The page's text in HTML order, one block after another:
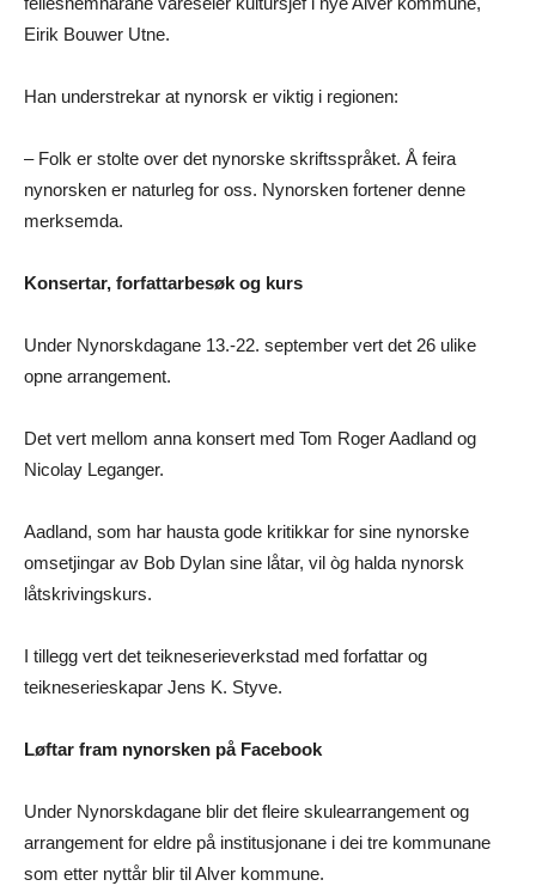
Eirik Bouwer Utne.
Han understrekar at nynorsk er viktig i regionen:
– Folk er stolte over det nynorske skriftsspråket. Å feira
nynorsken er naturleg for oss. Nynorsken fortener denne
merksemda.
Konsertar, forfattarbesøk og kurs
Under Nynorskdagane 13.-22. september vert det 26 ulike
opne arrangement.
Det vert mellom anna konsert med Tom Roger Aadland og
Nicolay Leganger.
Aadland, som har hausta gode kritikkar for sine nynorske
omsetjingar av Bob Dylan sine låtar, vil òg halda nynorsk
låtskrivingskurs.
I tillegg vert det teikneserieverkstad med forfattar og
teikneserieskapar Jens K. Styve.
Løftar fram nynorsken på Facebook
Under Nynorskdagane blir det fleire skulearrangement og
arrangement for eldre på institusjonane i dei tre kommunane
som etter nyttår blir til Alver kommune.